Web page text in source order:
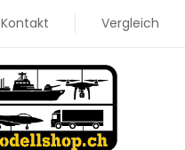
Kontakt Vergleich